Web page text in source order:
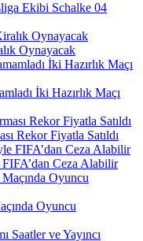
Ekibi Schalke 04
Oynayacak
İki Hazırlık Maçı
Rekor Fiyatla Satıldı
Ceza Alabilir
Oyuncu